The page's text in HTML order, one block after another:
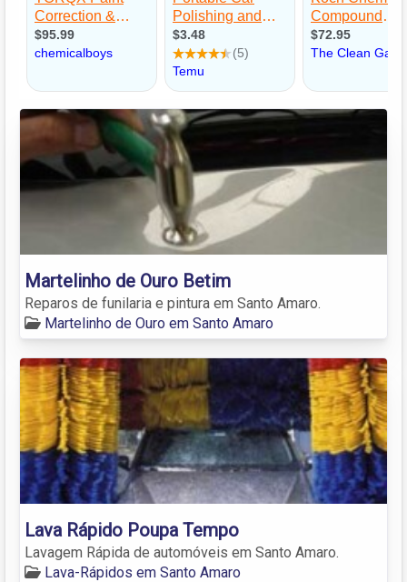
Martelinho de Ouro Betim
Reparos de funilaria e pintura em Santo Amaro.
Martelinho de Ouro em Santo Amaro
Lava Rápido Poupa Tempo
Lavagem Rápida de automóveis em Santo Amaro.
Lava-Rápidos em Santo Amaro